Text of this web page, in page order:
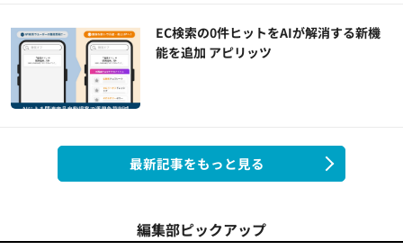
EC検索の0件ヒットをAIが解消する新機
能を追加 アピリッツ
最新記事をもっと見る
編集部ピックアップ